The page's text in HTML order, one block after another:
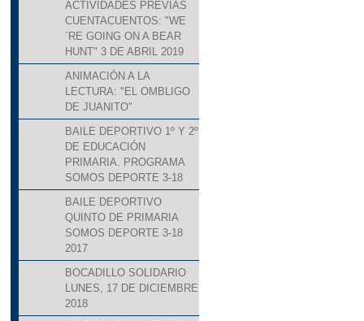
ACTIVIDADES PREVIAS
CUENTACUENTOS: "WE
´RE GOING ON A BEAR
HUNT" 3 DE ABRIL 2019
ANIMACIÓN A LA
LECTURA: "EL OMBLIGO
DE JUANITO"
BAILE DEPORTIVO 1º Y 2º
DE EDUCACIÓN
PRIMARIA. PROGRAMA
SOMOS DEPORTE 3-18
BAILE DEPORTIVO
QUINTO DE PRIMARIA
SOMOS DEPORTE 3-18
2017
BOCADILLO SOLIDARIO
LUNES, 17 DE DICIEMBRE
2018